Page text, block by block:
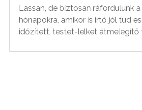
Lassan, de biztosan ráfordulunk
hónapokra, amikor is irtó jól tud
időzített, testet-lelket átmelegítő